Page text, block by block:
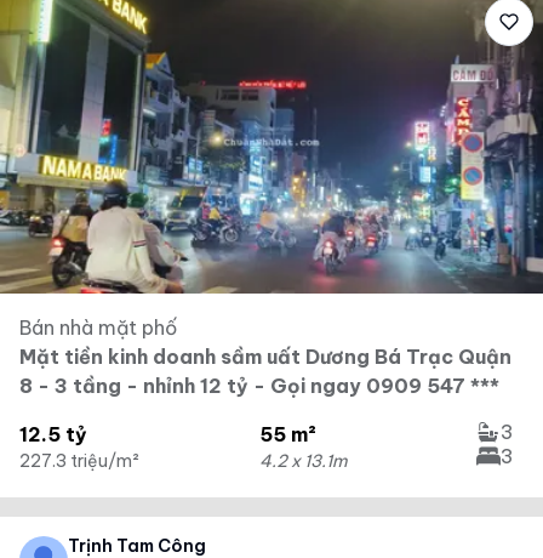
Bán nhà mặt phố
Mặt tiền kinh doanh sầm uất Dương Bá Trạc Quận
8 - 3 tầng - nhỉnh 12 tỷ - Gọi ngay 0909 547 ***
12.5 tỷ
227.3 triệu/m²
55 m²
4.2 x 13.1m
3
3
Trịnh Tam Công